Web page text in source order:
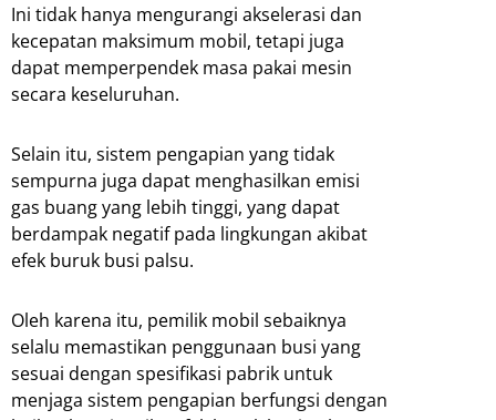
Ini tidak hanya mengurangi akselerasi dan
kecepatan maksimum mobil, tetapi juga
dapat memperpendek masa pakai mesin
secara keseluruhan.
Selain itu, sistem pengapian yang tidak
sempurna juga dapat menghasilkan emisi
gas buang yang lebih tinggi, yang dapat
berdampak negatif pada lingkungan akibat
efek buruk busi palsu.
Oleh karena itu, pemilik mobil sebaiknya
selalu memastikan penggunaan busi yang
sesuai dengan spesifikasi pabrik untuk
menjaga sistem pengapian berfungsi dengan